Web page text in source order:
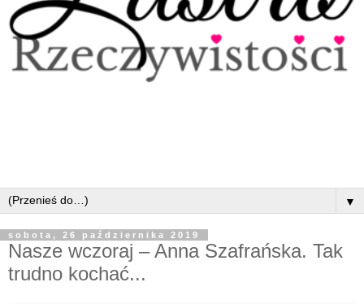
▼
sobota, 26 października 2019
Nasze wczoraj – Anna Szafrańska. Tak
trudno kochać...